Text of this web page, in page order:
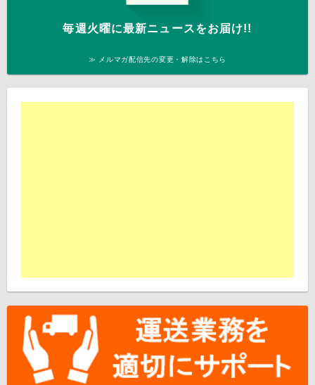
毎週火曜に最新ニュースをお届け!!
≫ メルマガ配信先の変更・解除はこちら